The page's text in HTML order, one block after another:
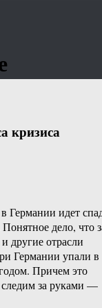
кризиса
Германии идет
дело, что
другие отрасли
Германии упали в
Причем это
следим за руками —